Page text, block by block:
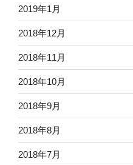
2019年1月
2018年12月
2018年11月
2018年10月
2018年9月
2018年8月
2018年7月